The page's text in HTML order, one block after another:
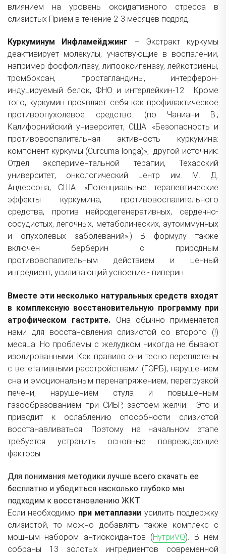
влиянием на уровень оксидативного стресса в
слизистых Прием в течение 2-3 месяцев подряд.
Куркуминум Инфламейджинг – Экстракт куркумы
деактивирует молекулы, участвующие в воспалении,
например фосфолипазу, липооксигеназу, лейкотриены,
тромбоксан, простагландины, интерферон-
индуцируемый белок, ФНО и интерлейкин-12. Кроме
того, куркумин проявляет себя как профилактическое
противоопухолевое средство. (по Чаниани В.,
Калифорнийский университет, США. «Безопасность и
противовоспалительная активность куркумина:
компонент куркумы (Curcuma longa)», другой источник:
Отдел экспериментальной терапии, Техасский
университет, онкологический центр им. М. Д.
Андерсона, США. «Потенциальные терапевтические
эффекты куркумина, противовоспалительного
средства, против нейродегенеративных, сердечно-
сосудистых, легочных, метаболических, аутоиммунных
и опухолевых заболеваний».) В формулу также
включен берберин с природным
противовспалительным действием и ценный
ингредиент, усиливающий усвоение - пиперин.
Вместе эти несколько натуральных средств входят
в комплексную восстановительную программу при
атрофическом гастрите. Она обычно применяется
нами для восстановления слизистой со второго (!)
месяца. Но проблемы с желудком никогда не бывают
изолированными. Как правило они тесно переплетены
с вегетативными расстройствами (ГЭРБ), нарушением
сна и эмоциональным перенапряжением, перегрузкой
печени, нарушением стула и повышенным
газообразованием при СИБР, застоем желчи. Это и
приводит к ослаблению способности слизистой
восстанавливаться. Поэтому на начальном этапе
требуется устранить основные повреждающие
факторы.
Для понимания методики лучше всего скачать ее
бесплатно и убедиться насколько глубоко мы
подходим к восстановлению ЖКТ.
Если необходимо при метаплазии усилить поддержку
слизистой, то можно добавлять также комплекс с
мощным набором антиоксидантов (НутриVQ). В нем
собраны 13 золотых ингредиентов современной